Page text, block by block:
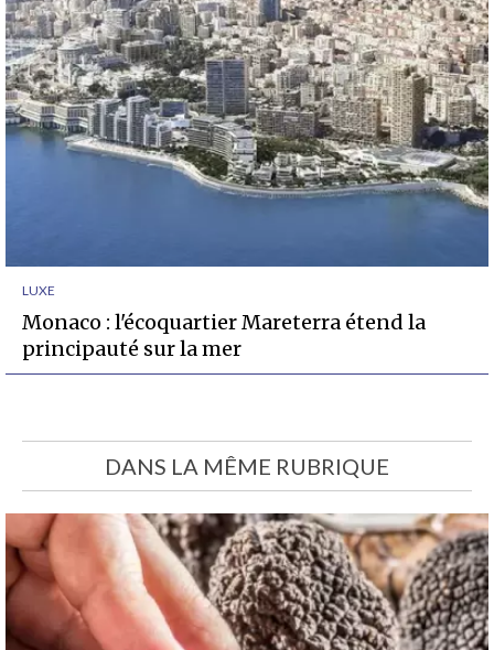
LUXE
Monaco : l'écoquartier Mareterra étend la
principauté sur la mer
DANS LA MÊME RUBRIQUE